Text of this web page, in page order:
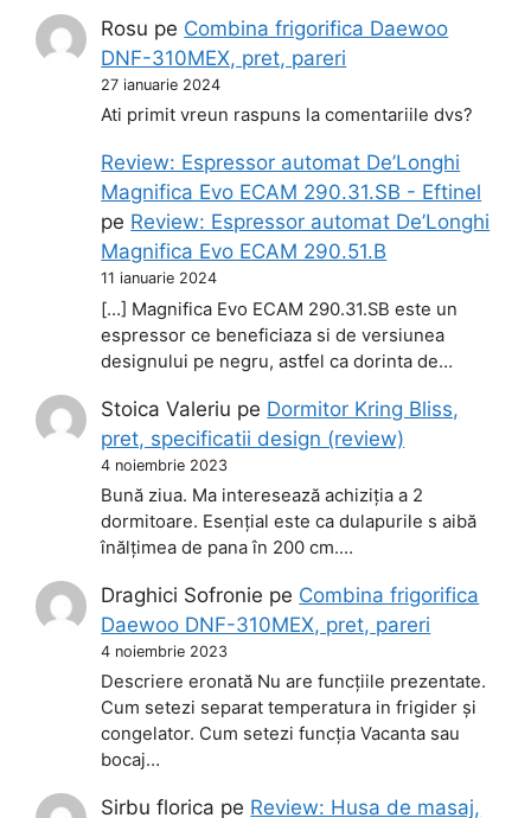
Rosu pe Combina frigorifica Daewoo
DNF-310MEX, pret, pareri
27 ianuarie 2024
Ati primit vreun raspuns la comentariile dvs?
Review: Espressor automat De’Longhi
Magnifica Evo ECAM 290.31.SB - Eftinel
pe Review: Espressor automat De’Longhi
Magnifica Evo ECAM 290.51.B
11 ianuarie 2024
[…] Magnifica Evo ECAM 290.31.SB este un
espressor ce beneficiaza si de versiunea
designului pe negru, astfel ca dorinta de…
Stoica Valeriu pe Dormitor Kring Bliss,
pret, specificatii design (review)
4 noiembrie 2023
Bună ziua. Ma interesează achiziția a 2
dormitoare. Esențial este ca dulapurile s aibă
înălțimea de pana în 200 cm.…
Draghici Sofronie pe Combina frigorifica
Daewoo DNF-310MEX, pret, pareri
4 noiembrie 2023
Descriere eronată Nu are funcțiile prezentate.
Cum setezi separat temperatura in frigider și
congelator. Cum setezi funcția Vacanta sau
bocaj…
Sirbu florica pe Review: Husa de masaj,